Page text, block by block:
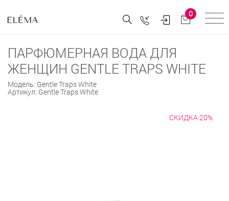
0
ПАРФЮМЕРНАЯ ВОДА ДЛЯ
ЖЕНЩИН GENTLE TRAPS WHITE
Модель: Gentle Traps White
Артикул: Gentle Traps White
СКИДКА 20%